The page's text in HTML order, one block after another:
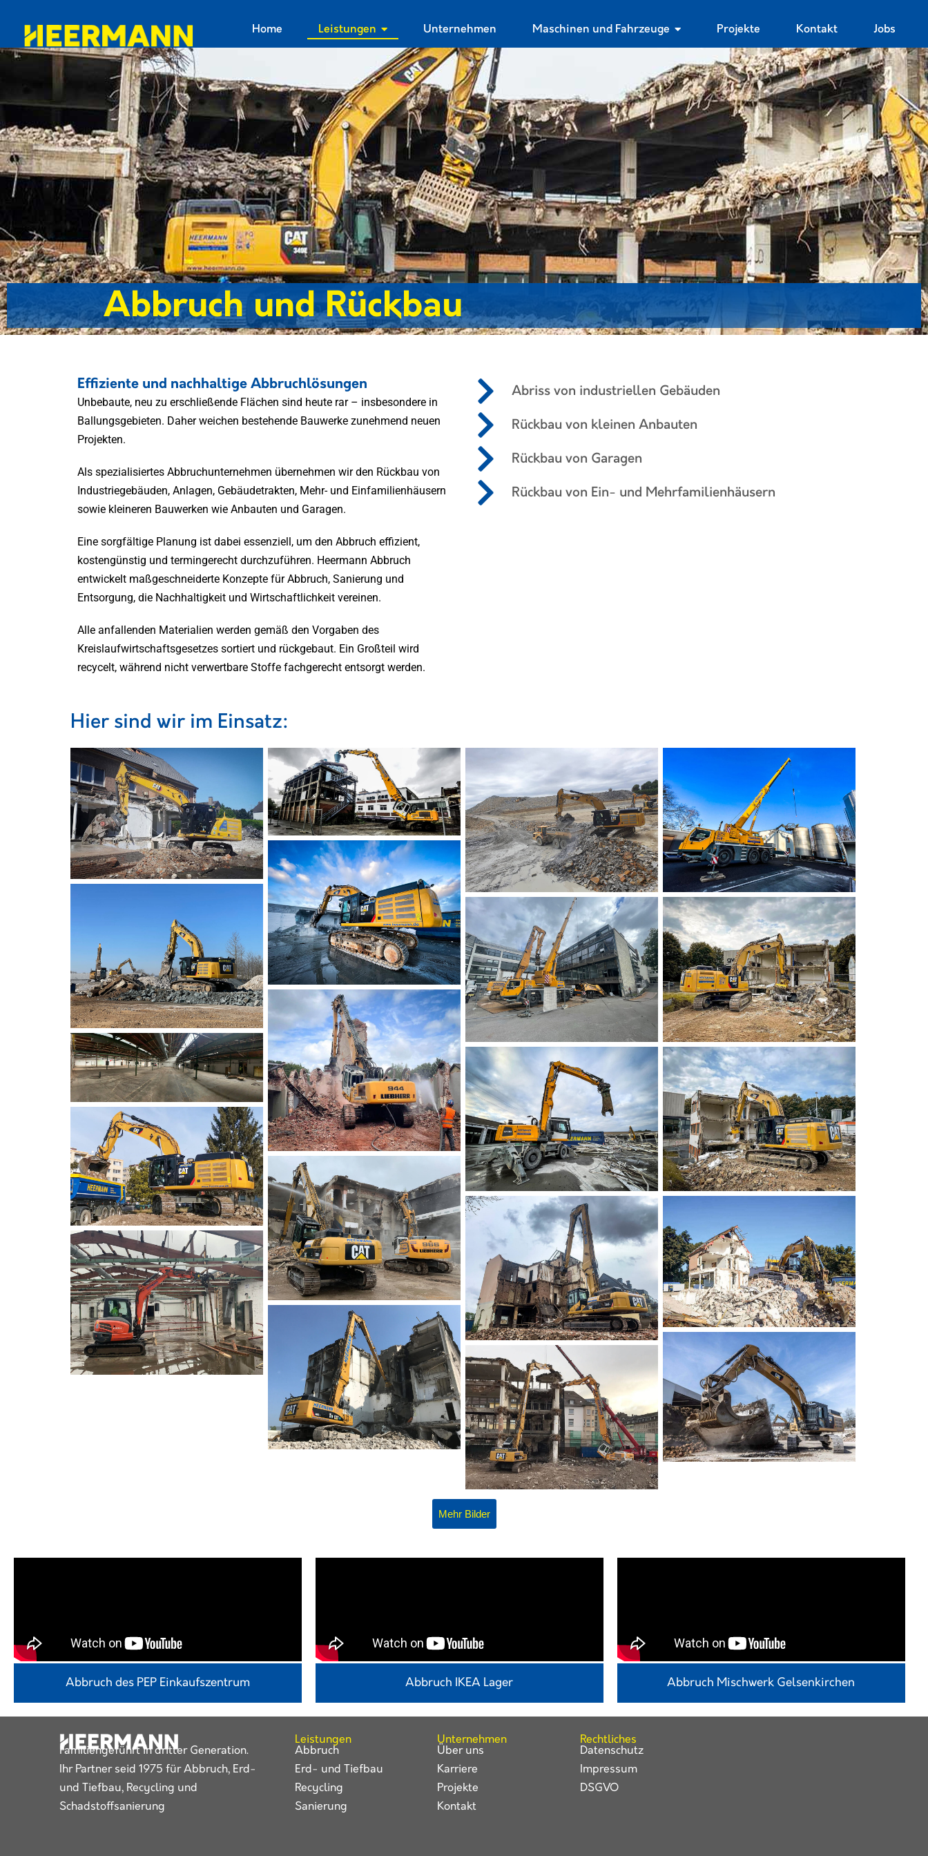
Home Leistungen Unternehmen Maschinen und Fahrzeuge Projekte Kontakt Jobs
Abbruch und Rückbau
Effiziente und nachhaltige Abbruchlösungen
Unbebaute, neu zu erschließende Flächen sind heute rar – insbesondere in
Ballungsgebieten. Daher weichen bestehende Bauwerke zunehmend neuen
Projekten.
Als spezialisiertes Abbruchunternehmen übernehmen wir den Rückbau von
Industriegebäuden, Anlagen, Gebäudetrakten, Mehr- und Einfamilienhäusern
sowie kleineren Bauwerken wie Anbauten und Garagen.
Eine sorgfältige Planung ist dabei essenziell, um den Abbruch effizient,
kostengünstig und termingerecht durchzuführen. Heermann Abbruch
entwickelt maßgeschneiderte Konzepte für Abbruch, Sanierung und
Entsorgung, die Nachhaltigkeit und Wirtschaftlichkeit vereinen.
Alle anfallenden Materialien werden gemäß den Vorgaben des
Kreislaufwirtschaftsgesetzes sortiert und rückgebaut. Ein Großteil wird
recycelt, während nicht verwertbare Stoffe fachgerecht entsorgt werden.
Abriss von industriellen Gebäuden
Rückbau von kleinen Anbauten
Rückbau von Garagen
Rückbau von Ein- und Mehrfamilienhäusern
Hier sind wir im Einsatz:
Mehr Bilder
Abbruch des PEP Einkaufszentrum Abbruch IKEA Lager Abbruch Mischwerk Gelsenkirchen
Familiengeführt in dritter Generation.
Ihr Partner seid 1975 für Abbruch, Erd-
und Tiefbau, Recycling und
Schadstoffsanierung
Leistungen
Abbruch
Erd- und Tiefbau
Recycling
Sanierung
Unternehmen
Über uns
Karriere
Projekte
Kontakt
Rechtliches
Datenschutz
Impressum
DSGVO